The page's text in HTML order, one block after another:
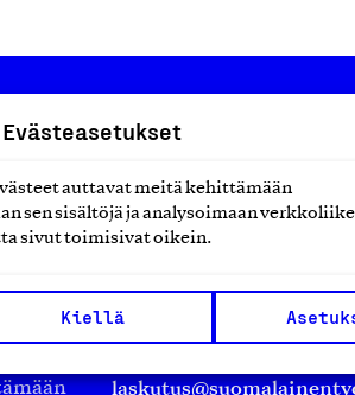
Evästeasetukset
auttavat meitä kehittämään
sen sisältöjä ja analysoimaan
sivut toimisivat oikein.
Kiellä
Suomalainen työ ry
Eteläranta 14,
Finland